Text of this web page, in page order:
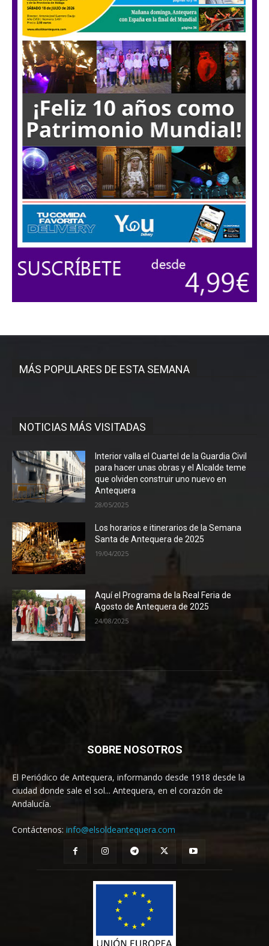
MÁS POPULARES DE ESTA SEMANA
NOTICIAS MÁS VISITADAS
Interior valla el Cuartel de la Guardia Civil
para hacer unas obras y el Alcalde teme
que olviden construir uno nuevo en
Antequera
28/05/2025
Los horarios e itinerarios de la Semana
Santa de Antequera de 2025
19/04/2025
Aquí el Programa de la Real Feria de
Agosto de Antequera de 2025
24/08/2025
SOBRE NOSOTROS
El Periódico de Antequera, informando desde 1918 desde la
ciudad donde sale el sol... Antequera, en el corazón de
Andalucía.
Contáctenos: info@elsoldeantequera.com